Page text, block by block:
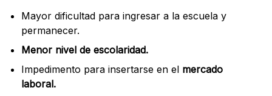
Mayor dificultad para ingresar a la escuela y
permanecer.
Menor nivel de escolaridad.
Impedimento para insertarse en el mercado
laboral.